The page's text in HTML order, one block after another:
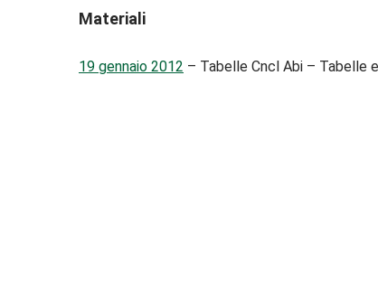
Materiali
19 gennaio 2012 – Tabelle Cncl Abi – Tabelle